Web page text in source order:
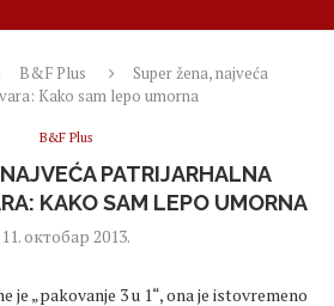
B&F Plus
Super žena, najveća
Kako sam lepo umorna
B&F Plus
PATRIJARHALNA
KAKO SAM LEPO UMORNA
11. октобар 2013.
je „pakovanje 3 u 1“, ona je istovremeno